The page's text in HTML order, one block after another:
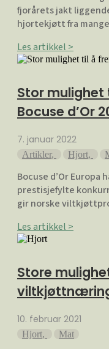
fjorårets jakt
hjortekjøtt fra
Les artikkel >
Stor
Bocuse d’Or
7. januar 2022
Artikler, Hjort,
Bocuse d’Or
prestisjefylte
gir norske
Les artikkel >
Store
10. februar 2021
Hjort, Mat